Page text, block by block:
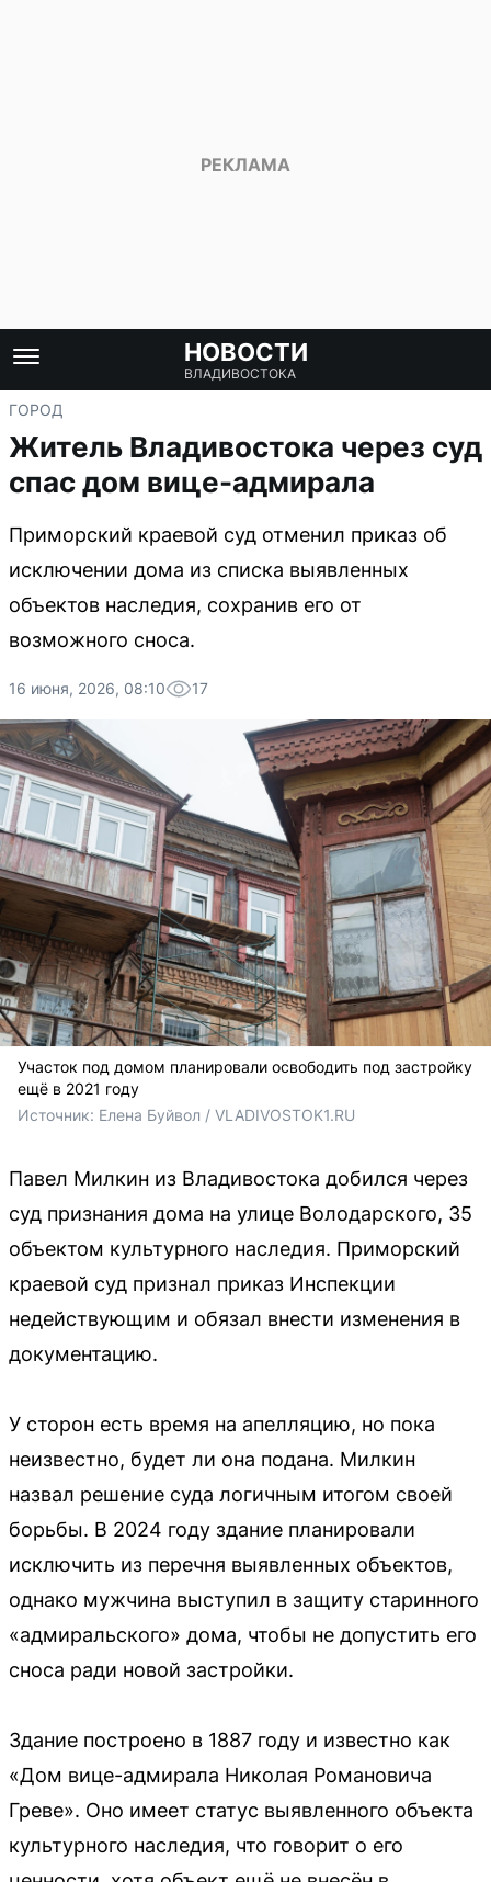
НОВОСТИ
ВЛАДИВОСТОКА
ГОРОД
Житель Владивостока через суд
спас дом вице-адмирала
Приморский краевой суд отменил приказ об
исключении дома из списка выявленных
объектов наследия, сохранив его от
возможного сноса.
16 июня, 2026, 08:10 17
Участок под домом планировали освободить под застройку
ещё в 2021 году
Источник: Елена Буйвол / VLADIVOSTOK1.RU
Павел Милкин из Владивостока добился через
суд признания дома на улице Володарского, 35
объектом культурного наследия. Приморский
краевой суд признал приказ Инспекции
недействующим и обязал внести изменения в
документацию.
У сторон есть время на апелляцию, но пока
неизвестно, будет ли она подана. Милкин
назвал решение суда логичным итогом своей
борьбы. В 2024 году здание планировали
исключить из перечня выявленных объектов,
однако мужчина выступил в защиту старинного
«адмиральского» дома, чтобы не допустить его
сноса ради новой застройки.
Здание построено в 1887 году и известно как
«Дом вице-адмирала Николая Романовича
Греве». Оно имеет статус выявленного объекта
культурного наследия, что говорит о его